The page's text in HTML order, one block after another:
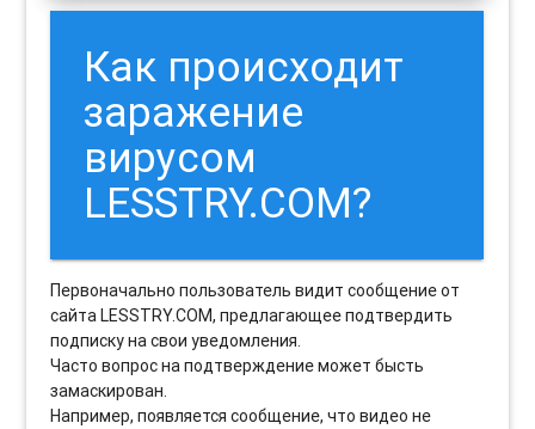
Как происходит
заражение
вирусом
LESSTRY.COM?
Первоначально пользователь видит сообщение от
сайта LESSTRY.COM, предлагающее подтвердить
подписку на свои уведомления.
Часто вопрос на подтверждение может бысть
замаскирован.
Например, появляется сообщение, что видео не